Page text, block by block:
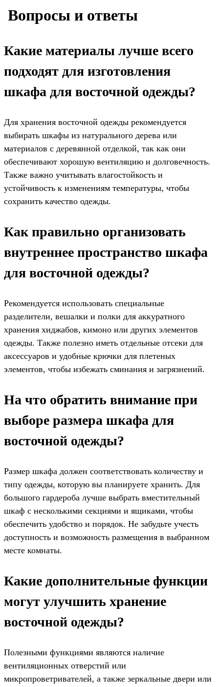
️ Вопросы и ответы
Какие материалы лучше всего
подходят для изготовления
шкафа для восточной одежды?
Для хранения восточной одежды рекомендуется
выбирать шкафы из натурального дерева или
материалов с деревянной отделкой, так как они
обеспечивают хорошую вентиляцию и долговечность.
Также важно учитывать влагостойкость и
устойчивость к изменениям температуры, чтобы
сохранить качество одежды.
Как правильно организовать
внутреннее пространство шкафа
для восточной одежды?
Рекомендуется использовать специальные
разделители, вешалки и полки для аккуратного
хранения хиджабов, кимоно или других элементов
одежды. Также полезно иметь отдельные отсеки для
аксессуаров и удобные крючки для плетеных
элементов, чтобы избежать сминания и загрязнений.
На что обратить внимание при
выборе размера шкафа для
восточной одежды?
Размер шкафа должен соответствовать количеству и
типу одежды, которую вы планируете хранить. Для
большого гардероба лучше выбрать вместительный
шкаф с несколькими секциями и ящиками, чтобы
обеспечить удобство и порядок. Не забудьте учесть
доступность и возможность размещения в выбранном
месте комнаты.
Какие дополнительные функции
могут улучшить хранение
восточной одежды?
Полезными функциями являются наличие
вентиляционных отверстий или
микропроветривателей, а также зеркальные двери или